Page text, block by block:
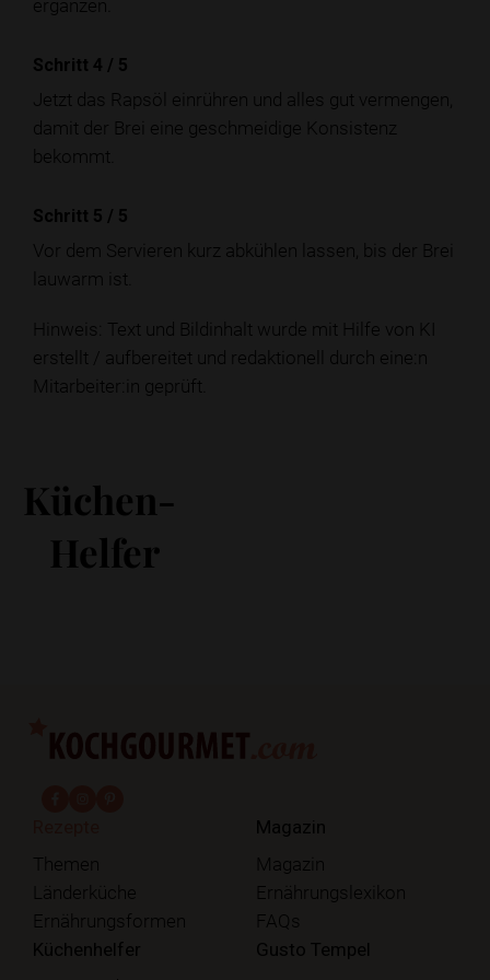
Schritt 4 / 5
Jetzt das Rapsöl einrühren und alles gut vermengen,
damit der Brei eine geschmeidige Konsistenz
bekommt.
Schritt 5 / 5
Vor dem Servieren kurz abkühlen lassen, bis der Brei
lauwarm ist.
Hinweis: Text und Bildinhalt wurde mit Hilfe von KI
erstellt / aufbereitet und redaktionell durch eine:n
Mitarbeiter:in geprüft.
Küchen-
Helfer
Themen
Länderküche
Ernährungsformen
Magazin
Magazin
Ernährungslexikon
FAQs
Küchenhelfer Gusto Tempel